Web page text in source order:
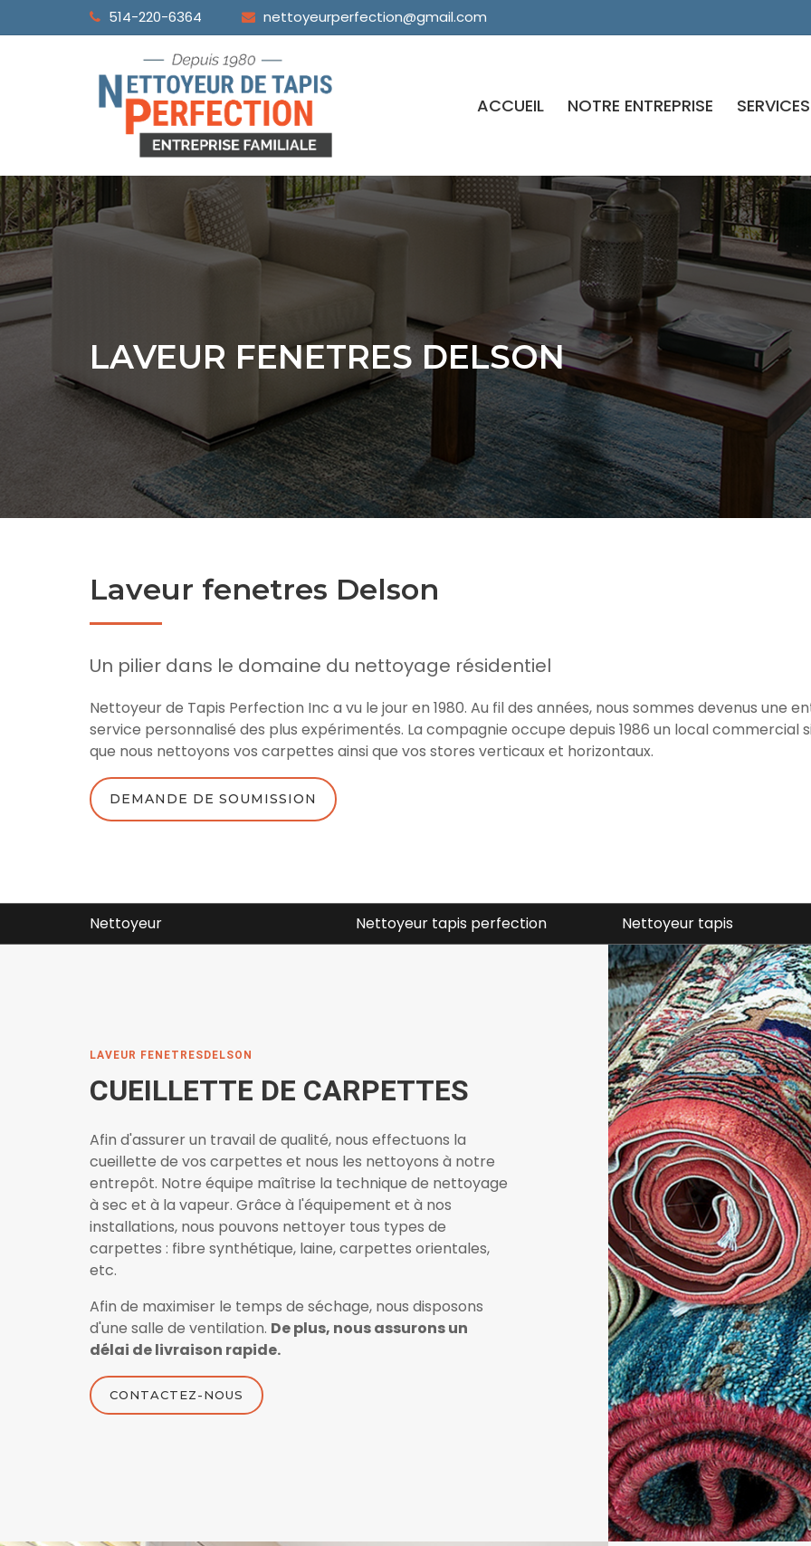
514-220-6364 nettoyeurperfection@gmail.com
ACCUEIL NOTRE ENTREPRISE
LAVEUR FENETRES DELSON
Laveur fenetres Delson
Un pilier dans le domaine du nettoyage résidentiel
Nettoyeur de Tapis Perfection Inc a vu le jour en 1980. Au fil des années, nous sommes devenus une
service personnalisé des plus expérimentés. La compagnie occupe depuis 1986 un local commercial
que nous nettoyons vos carpettes ainsi que vos stores verticaux et horizontaux.
DEMANDE DE SOUMISSION
Nettoyeur tapis perfection Nettoyeur tapis Laveur fenetres
LAVEUR FENETRESDELSON
CUEILLETTE DE CARPETTES
Afin d'assurer un travail de qualité, nous effectuons la
cueillette de vos carpettes et nous les nettoyons à notre
entrepôt. Notre équipe maîtrise la technique de nettoyage
à sec et à la vapeur. Grâce à l'équipement et à nos
installations, nous pouvons nettoyer tous types de
carpettes : fibre synthétique, laine, carpettes orientales,
etc.
Afin de maximiser le temps de séchage, nous disposons
d'une salle de ventilation. De plus, nous assurons un
délai de livraison rapide.
CONTACTEZ-NOUS